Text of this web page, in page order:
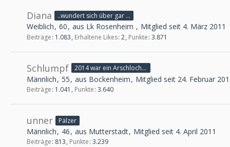
Diana ..wundert sich über gar nimmer
Weiblich 60 aus Lk Rosenheim Mitglied seit 4. März 2011
Beiträge 1.083 Erhaltene Likes 2 Punkte 3.871
Schlumpf 2014 war ein Arschloch ... in 2015 wird alles besser!
Männlich 55 aus Bockenheim Mitglied seit 24. Februar
Beiträge 1.041 Punkte 3.640
unner Pälzer
Männlich 46 aus Mutterstadt Mitglied seit 4. April 2011
Beiträge 813 Punkte 3.239